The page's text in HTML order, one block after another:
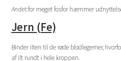
Andet:for meget fosfor hæmmer
Jern (Fe)
Binder ilten til de røde blodlegemer,
af ilt rundt i hele kroppen.